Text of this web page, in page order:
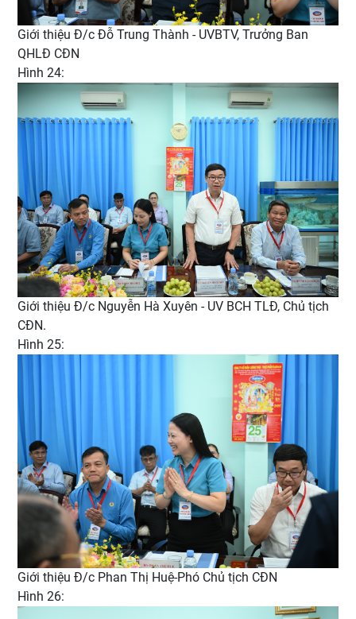
Giới thiệu Đ/c Đỗ Trung Thành - UVBTV, Trưởng Ban
QHLĐ CĐN
Hình 24:
Giới thiệu Đ/c Nguyễn Hà Xuyên - UV BCH TLĐ, Chủ tịch
CĐN.
Hình 25:
Giới thiệu Đ/c Phan Thị Huệ-Phó Chủ tịch CĐN
Hình 26: